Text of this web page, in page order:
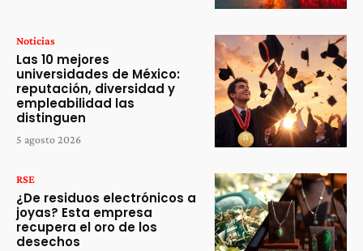
Noticias
Las 10 mejores
universidades de México:
reputación, diversidad y
empleabilidad las
distinguen
5 agosto 2026
RSE
¿De residuos electrónicos a
joyas? Esta empresa
recupera el oro de los
desechos